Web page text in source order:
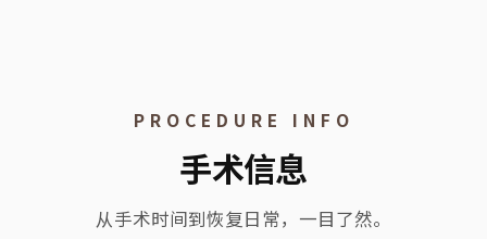
PROCEDURE INFO
手术信息
从手术时间到恢复日常，一目了然。